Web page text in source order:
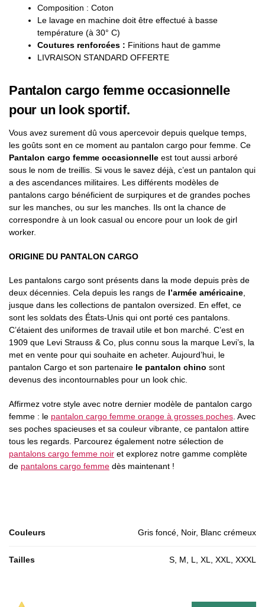
Composition : Coton
Le lavage en machine doit être effectué à basse
température (à 30° C)
Coutures renforcées : Finitions haut de gamme
LIVRAISON STANDARD OFFERTE
Pantalon cargo femme occasionnelle
pour un look sportif.
Vous avez surement dû vous apercevoir depuis quelque temps,
les goûts sont en ce moment au pantalon cargo pour femme. Ce
Pantalon cargo femme occasionnelle est tout aussi arboré
sous le nom de treillis. Si vous le savez déjà, c’est un pantalon qui
a des ascendances militaires. Les différents modèles de
pantalons cargo bénéficient de surpiqures et de grandes poches
sur les manches, ou sur les manches. Ils ont la chance de
correspondre à un look casual ou encore pour un look de girl
worker.
ORIGINE DU PANTALON CARGO
Les pantalons cargo sont présents dans la mode depuis près de
deux décennies. Cela depuis les rangs de l’armée américaine
jusque dans les collections de pantalon oversized. En effet, ce
sont les soldats des États-Unis qui ont porté ces pantalons.
C’étaient des uniformes de travail utile et bon marché. C’est en
1909 que Levi Strauss & Co, plus connu sous la marque Levi’s, la
met en vente pour qui souhaite en acheter. Aujourd’hui, le
pantalon Cargo et son partenaire le pantalon chino sont
devenus des incontournables pour un look chic.
Affirmez votre style avec notre dernier modèle de pantalon cargo
femme : le pantalon cargo femme orange à grosses poches . Avec
ses poches spacieuses et sa couleur vibrante, ce pantalon attire
tous les regards. Parcourez également notre sélection de
pantalons cargo femme noir et explorez notre gamme complète
de pantalons cargo femme dès maintenant !
Couleurs Gris foncé, Noir, Blanc crémeux
Tailles S, M, L, XL, XXL, XXXL